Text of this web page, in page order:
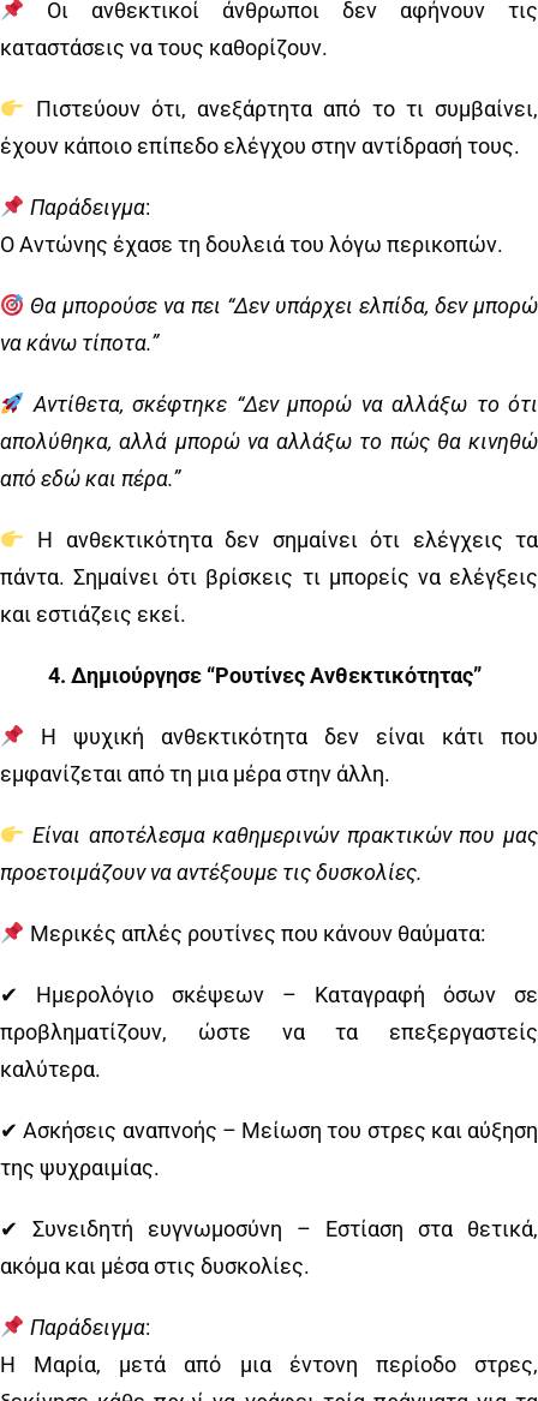
Οι ανθεκτικοί άνθρωποι δεν αφήνουν τις
καταστάσεις να τους καθορίζουν.
Πιστεύουν ότι, ανεξάρτητα από το τι συμβαίνει,
έχουν κάποιο επίπεδο ελέγχου στην αντίδρασή τους.
Παράδειγμα:
Ο Αντώνης έχασε τη δουλειά του λόγω περικοπών.
Θα μπορούσε να πει “Δεν υπάρχει ελπίδα, δεν μπορώ
να κάνω τίποτα.”
Αντίθετα, σκέφτηκε “Δεν μπορώ να αλλάξω το ότι
απολύθηκα, αλλά μπορώ να αλλάξω το πώς θα κινηθώ
από εδώ και πέρα.”
Η ανθεκτικότητα δεν σημαίνει ότι ελέγχεις τα
πάντα. Σημαίνει ότι βρίσκεις τι μπορείς να ελέγξεις
και εστιάζεις εκεί.
4️. Δημιούργησε “Ρουτίνες Ανθεκτικότητας”
Η ψυχική ανθεκτικότητα δεν είναι κάτι που
εμφανίζεται από τη μια μέρα στην άλλη.
Είναι αποτέλεσμα καθημερινών πρακτικών που μας
προετοιμάζουν να αντέξουμε τις δυσκολίες.
Μερικές απλές ρουτίνες που κάνουν θαύματα:
✔ Ημερολόγιο σκέψεων – Καταγραφή όσων σε
προβληματίζουν, ώστε να τα επεξεργαστείς
καλύτερα.
✔ Ασκήσεις αναπνοής – Μείωση του στρες και αύξηση
της ψυχραιμίας.
✔ Συνειδητή ευγνωμοσύνη – Εστίαση στα θετικά,
ακόμα και μέσα στις δυσκολίες.
Παράδειγμα:
Η Μαρία, μετά από μια έντονη περίοδο στρες,